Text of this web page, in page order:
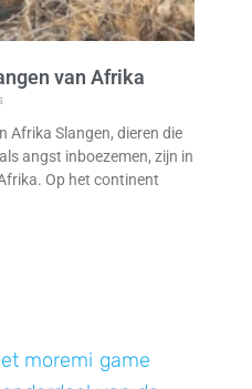
van Afrika
Afrika Slangen, dieren die
angst inboezemen, zijn in
Op het continent